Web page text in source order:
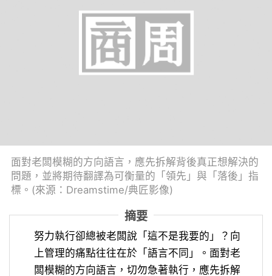
面對老闆模糊的方向語言，應先拆解背後真正想解決的
問題，並將期待翻譯為可衡量的「領先」與「落後」指
標。(來源：Dreamstime/典匠影像)
摘要
努力執行卻總被老闆說「這不是我要的」？向
上管理的痛點往往在於「語言不同」。面對老
闆模糊的方向語言，切勿急著執行，應先拆解